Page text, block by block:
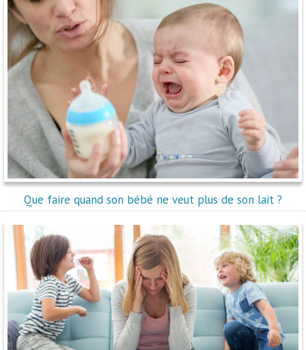
Que faire quand son bébé ne veut plus de son lait ?